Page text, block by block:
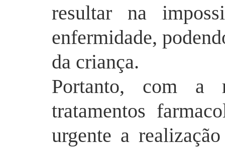
resultar na
enfermidade,
da criança.
Portanto, com a
tratamentos
urgente a